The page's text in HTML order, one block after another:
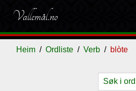
Vallemål.no
Heim Ordliste Verb blòte